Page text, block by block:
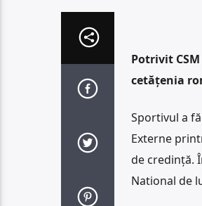
Potrivit
cetățenia
Sportivul a
Externe
de credință.
National de